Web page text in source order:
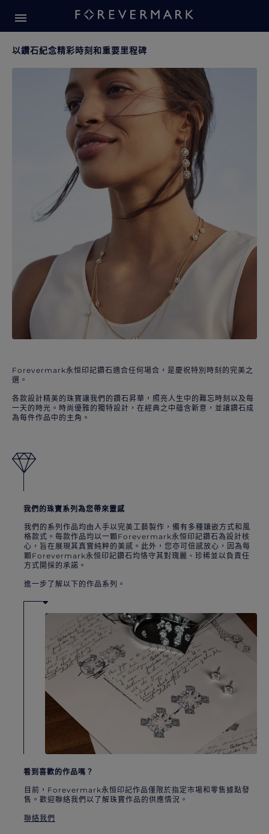
鑽石珠寶靈感
以鑽石紀念精彩時刻和重要里程碑
Forevermark永恒印記鑽石適合任何場合，是慶祝特別時刻的完美之
選。
各款設計精美的珠寶讓我們的鑽石昇華，照亮人生中的難忘時刻以及每
一天的時光。時尚優雅的獨特設計，在經典之中蘊含新意，並讓鑽石成
為每件作品中的主角。
我們的珠寶系列為您帶來靈感
我們的系列作品均由人手以完美工藝製作，備有多種鑲嵌方式和風
格款式。每款作品均以一顆Forevermark永恒印記鑽石為設計核
心，旨在展現其真實純粹的美感。此外，您亦可倍感放心，因為每
顆Forevermark永恒印記鑽石均恪守其對瑰麗、珍稀並以負責任
方式開採的承諾。
進一步了解以下的作品系列。
看到喜歡的作品嗎？
目前，Forevermark永恒印記作品僅限於指定市場和零售據點發
售。歡迎聯絡我們以了解珠寶作品的供應情況。
聯絡我們